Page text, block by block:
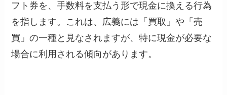
フト券を、手数料を支払う形で現金に換える行為
を指します。これは、広義には「買取」や「売
買」の一種と見なされますが、特に現金が必要な
場合に利用される傾向があります。